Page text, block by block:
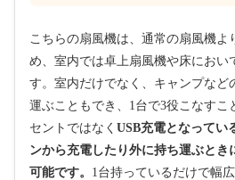
こちらの扇風機は、通常の扇風機よ
め、室内では卓上扇風機や床におい
す。室内だけでなく、キャンプなど
運ぶこともでき、1台で3役こなすこ
セントではなく USB充電となってい
ンから充電したり外に持ち運ぶとき
可能です。 1台持っているだけで幅